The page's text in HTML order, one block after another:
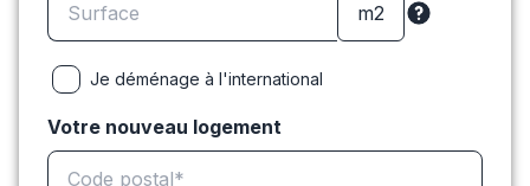
Je déménage à l'international
Votre nouveau logement